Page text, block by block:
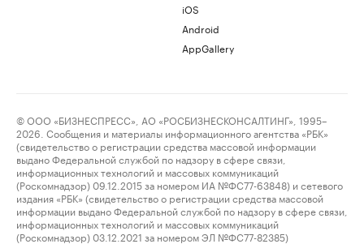
iOS
Android
AppGallery
© ООО «БИЗНЕСПРЕСС», АО «РОСБИЗНЕСКОНСАЛТИНГ», 1995–
2026. Сообщения и материалы информационного агентства «РБК»
(свидетельство о регистрации средства массовой информации
выдано Федеральной службой по надзору в сфере связи,
информационных технологий и массовых коммуникаций
(Роскомнадзор) 09.12.2015 за номером ИА №ФС77-63848) и сетевого
издания «РБК» (свидетельство о регистрации средства массовой
информации выдано Федеральной службой по надзору в сфере связи,
информационных технологий и массовых коммуникаций
(Роскомнадзор) 03.12.2021 за номером ЭЛ №ФС77-82385)